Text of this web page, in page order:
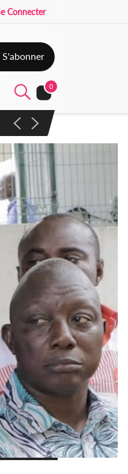
Connecter
S'abonner
0